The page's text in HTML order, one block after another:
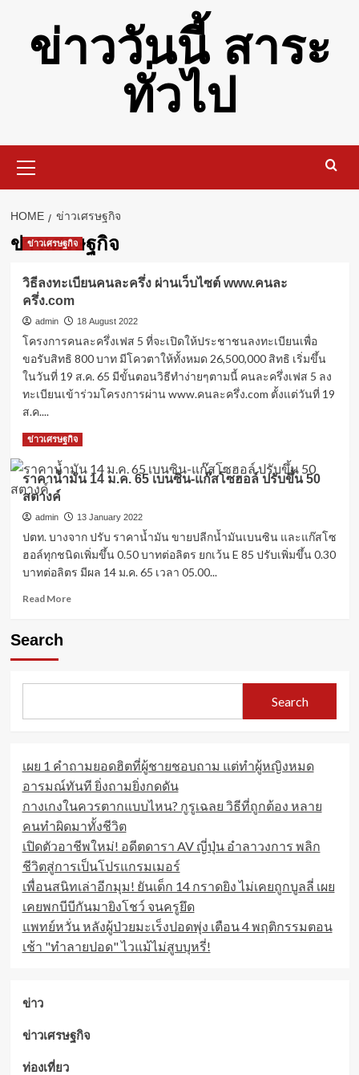
contentข่าววันนี้ สาระ
ทั่วไป
Menu
HOME ข่าวเศรษฐกิจ
ข่าวเศรษฐกิจ
ข่าวเศรษฐกิจ
วิธีลงทะเบียนคนละครึ่ง ผ่านเว็บไซต์ www.คนละ
ครึ่ง.com
admin 18 August 2022
โครงการคนละครึ่งเฟส 5 ที่จะเปิดให้ประชาชนลงทะเบียนเพื่อ
ขอรับสิทธิ 800 บาท มีโควตาให้ทั้งหมด 26,500,000 สิทธิ เริ่มขึ้น
ในวันที่ 19 ส.ค. 65 มีขั้นตอนวิธีทำง่ายๆตามนี้ คนละครึ่งเฟส 5 ลง
ทะเบียนเข้าร่วมโครงการผ่าน www.คนละครึ่ง.com ตั้งแต่วันที่ 19
ส.ค....
Read MoreRead
about
วิธี
ทะเบียน
ครึ่ง
ผ่าน
เว็บไซต์
ครึ่ง.com
ข่าวเศรษฐกิจ
ราคาน้ำมัน 14 ม.ค. 65 เบนซิน-แก๊สโซฮอล์ ปรับขึ้น 50
สตางค์
admin 13 January 2022
ปตท. บางจาก ปรับ ราคาน้ำมัน ขายปลีกน้ำมันเบนซิน และแก๊สโซ
ฮอล์ทุกชนิดเพิ่มขึ้น 0.50 บาทต่อลิตร ยกเว้น E 85 ปรับเพิ่มขึ้น 0.30
บาทต่อลิตร มีผล 14 ม.ค. 65 เวลา 05.00...
Read MoreRead
ม.ค.
เบนซิน-
ฮอล์
ปรับ
ขึ้น
50
สตางค์
Search
Search
เผย 1 คำถามยอดฮิตที่ผู้ชายชอบถาม แต่ทำผู้หญิงหมด
อารมณ์ทันที ยิ่งถามยิ่งกดดัน
กางเกงในควรตากแบบไหน? กูรูเฉลย วิธีที่ถูกต้อง หลาย
คนทำผิดมาทั้งชีวิต
เปิดตัวอาชีพใหม่! อดีตดารา AV ญี่ปุ่น อำลาวงการ พลิก
ชีวิตสู่การเป็นโปรแกรมเมอร์
เพื่อนสนิทเล่าอีกมุม! ยันเด็ก 14 กราดยิง ไม่เคยถูกบูลลี่ เผย
เคยพกบีบีกันมายิงโชว์ จนครูยึด
แพทย์หวั่น หลังผู้ป่วยมะเร็งปอดพุ่ง เตือน 4 พฤติกรรมตอน
เช้า "ทำลายปอด" ไวแม้ไม่สูบบุหรี่!
ข่าว
ข่าวเศรษฐกิจ
ท่องเที่ยว